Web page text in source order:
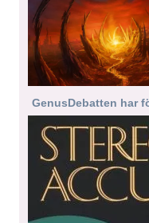
GenusDebatten har